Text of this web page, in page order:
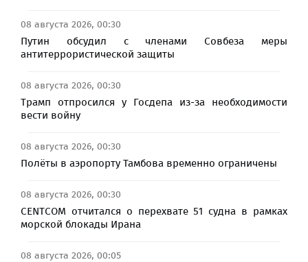
08 августа 2026, 00:30
Путин обсудил с членами Совбеза меры
антитеррористической защиты
08 августа 2026, 00:30
Трамп отпросился у Госдепа из-за необходимости
вести войну
08 августа 2026, 00:30
Полёты в аэропорту Тамбова временно ограничены
08 августа 2026, 00:30
CENTCOM отчитался о перехвате 51 судна в рамках
морской блокады Ирана
08 августа 2026, 00:05